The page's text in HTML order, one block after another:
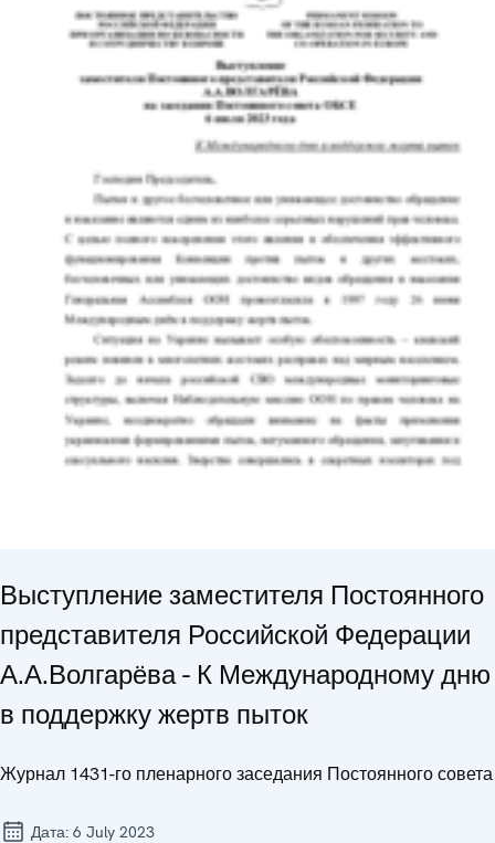
Выступление заместителя Постоянного
представителя Российской Федерации
А.А.Волгарёва - К Международному дню
в поддержку жертв пыток
Журнал 1431-го пленарного заседания Постоянного совета
Дата: 6 July 2023